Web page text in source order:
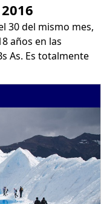
30 del mismo mes,
años en las
As. Es totalmente